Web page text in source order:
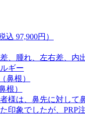
込 97,900円）
、腫れ、左右差、内
ギー
根）
様は、鼻先に対して
印象でしたが、PRP